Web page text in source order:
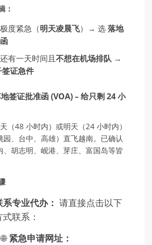
：
度紧急（明天凌晨飞）→ 选落地
有一天时间且不想在机场排队 →
签证急件
签证批准函 (VOA) – 给只剩 24 小
（48 小时内）或明天（24 小时内）
园、台中、高雄）直飞越南。已确认
、胡志明、岘港、芽庄、富国岛等皆
专业代办： 请直接点击以下
联系：
🌐紧急申请网址：